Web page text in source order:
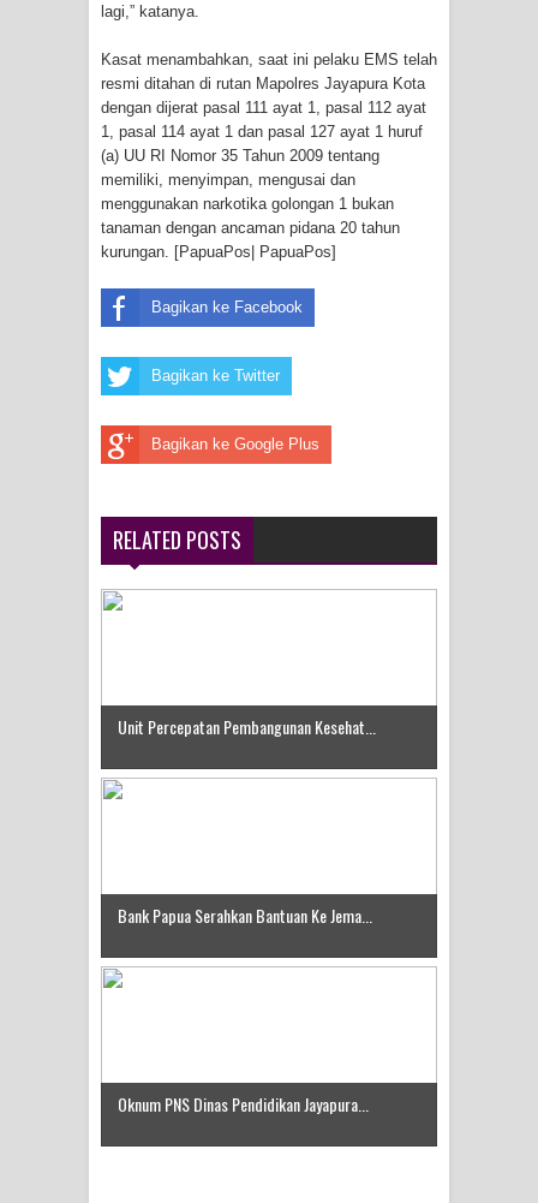
Indonesia Turns Remote Papua
Frontier into National Food Belt with
Mechanized Rice Expansion
Mentan Tinjau Program Cetak Sawah
dan Penanaman Padi di Merauke
Tersangka Kasus Korupsi Jalan
Lingkar
at Indonesia's National Craft
Anniversary in Makassar
lagi,” katanya.
Kasat menambahkan, saat ini pelaku EMS telah
resmi ditahan di rutan Mapolres Jayapura Kota
dengan dijerat pasal 111 ayat 1, pasal 112 ayat
1, pasal 114 ayat 1 dan pasal 127 ayat 1 huruf
(a) UU RI Nomor 35 Tahun 2009 tentang
memiliki, menyimpan, mengusai dan
menggunakan narkotika golongan 1 bukan
tanaman dengan ancaman pidana 20 tahun
kurungan. [PapuaPos| PapuaPos]
Bagikan ke Facebook
Bagikan ke Twitter
Bagikan ke Google Plus
RELATED POSTS
Unit Percepatan Pembangunan Kesehat...
Bank Papua Serahkan Bantuan Ke Jema...
Oknum PNS Dinas Pendidikan Jayapura...